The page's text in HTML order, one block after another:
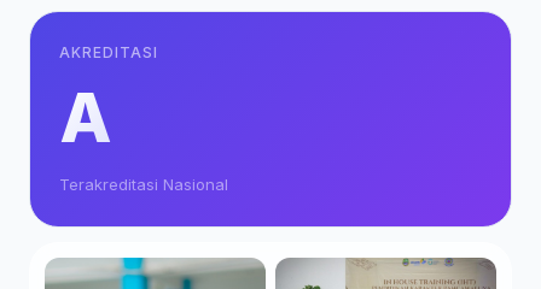
AKREDITASI
A
Terakreditasi Nasional